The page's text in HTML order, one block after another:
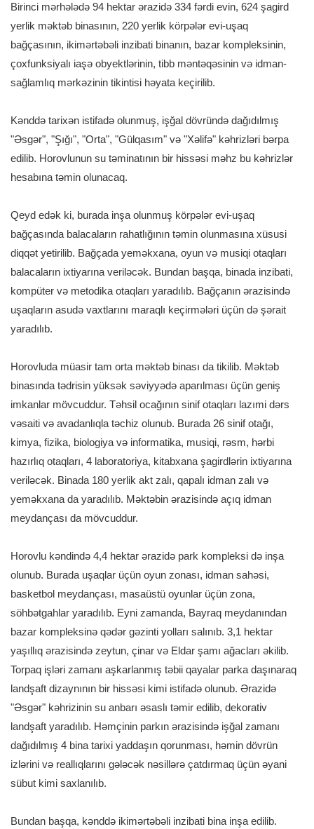
Birinci mərhələdə 94 hektar ərazidə 334 fərdi evin, 624 şagird
yerlik məktəb binasının, 220 yerlik körpələr evi-uşaq
bağçasının, ikimərtəbəli inzibati binanın, bazar kompleksinin,
çoxfunksiyalı iaşə obyektlərinin, tibb məntəqəsinin və idman-
sağlamlıq mərkəzinin tikintisi həyata keçirilib.
Kənddə tarixən istifadə olunmuş, işğal dövründə dağıdılmış
"Əsgər", "Şığı", "Orta", "Gülqasım" və "Xəlifə" kəhrizləri bərpa
edilib. Horovlunun su təminatının bir hissəsi məhz bu kəhrizlər
hesabına təmin olunacaq.
Qeyd edək ki, burada inşa olunmuş körpələr evi-uşaq
bağçasında balacaların rahatlığının təmin olunmasına xüsusi
diqqət yetirilib. Bağçada yeməkxana, oyun və musiqi otaqları
balacaların ixtiyarına veriləcək. Bundan başqa, binada inzibati,
kompüter və metodika otaqları yaradılıb. Bağçanın ərazisində
uşaqların asudə vaxtlarını maraqlı keçirmələri üçün də şərait
yaradılıb.
Horovluda müasir tam orta məktəb binası da tikilib. Məktəb
binasında tədrisin yüksək səviyyədə aparılması üçün geniş
imkanlar mövcuddur. Təhsil ocağının sinif otaqları lazımi dərs
vəsaiti və avadanlıqla təchiz olunub. Burada 26 sinif otağı,
kimya, fizika, biologiya və informatika, musiqi, rəsm, hərbi
hazırlıq otaqları, 4 laboratoriya, kitabxana şagirdlərin ixtiyarına
veriləcək. Binada 180 yerlik akt zalı, qapalı idman zalı və
yeməkxana da yaradılıb. Məktəbin ərazisində açıq idman
meydançası da mövcuddur.
Horovlu kəndində 4,4 hektar ərazidə park kompleksi də inşa
olunub. Burada uşaqlar üçün oyun zonası, idman sahəsi,
basketbol meydançası, masaüstü oyunlar üçün zona,
söhbətgahlar yaradılıb. Eyni zamanda, Bayraq meydanından
bazar kompleksinə qədər gəzinti yolları salınıb. 3,1 hektar
yaşıllıq ərazisində zeytun, çinar və Eldar şamı ağacları əkilib.
Torpaq işləri zamanı aşkarlanmış təbii qayalar parka daşınaraq
landşaft dizaynının bir hissəsi kimi istifadə olunub. Ərazidə
"Əsgər" kəhrizinin su anbarı əsaslı təmir edilib, dekorativ
landşaft yaradılıb. Həmçinin parkın ərazisində işğal zamanı
dağıdılmış 4 bina tarixi yaddaşın qorunması, həmin dövrün
izlərini və reallıqlarını gələcək nəsillərə çatdırmaq üçün əyani
sübut kimi saxlanılıb.
Bundan başqa, kənddə ikimərtəbəli inzibati bina inşa edilib.